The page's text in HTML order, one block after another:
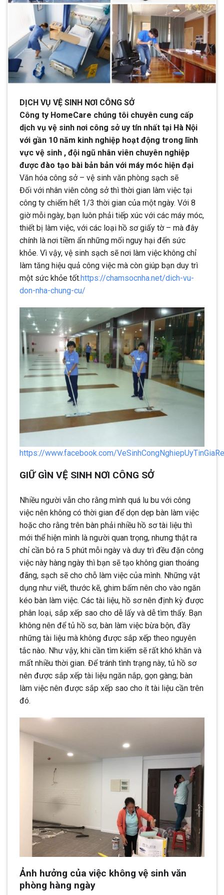
DỊCH VỤ VỆ SINH NƠI CÔNG SỞ
Công ty HomeCare chúng tôi chuyên cung cấp
dịch vụ vệ sinh nơi công sở uy tín nhất tại Hà Nội
với gần 10 năm kinh nghiệp hoạt động trong lĩnh
vực vệ sinh , đội ngũ nhân viên chuyên nghiệp
được đào tạo bài bản bản với máy móc hiện đại
Văn hóa công sở – vệ sinh văn phòng sạch sẽ
Đối với nhân viên công sở thì thời gian làm việc tại
công ty chiếm hết 1/3 thời gian của một ngày. Với 8
giờ mỗi ngày, bạn luôn phải tiếp xúc với các máy móc,
thiết bị làm việc, với các loại hồ sơ giấy tờ – mà đây
chính là nơi tiềm ẩn những mối nguy hại đến sức
khỏe. Vì vậy, vệ sinh sạch sẽ nơi làm việc không chỉ
làm tăng hiệu quả công việc mà còn giúp bạn duy trì
một sức khỏe tốt.https://chamsocnha.net/dich-vu-
don-nha-chung-cu/
https://www.facebook.com/
GIỮ GÌN VỆ SINH NƠI CÔNG SỞ
Nhiều người vẫn cho rằng mình quá lu bu với công
việc nên không có thời gian để dọn dẹp bàn làm việc
hoặc cho rằng trên bàn phải nhiều hồ sơ tài liệu thì
mới thể hiện mình là người quan trọng, nhưng thật ra
chỉ cần bỏ ra 5 phút mỗi ngày và duy trì đều đặn công
việc này hàng ngày thì bạn sẽ tạo không gian thoáng
đãng, sạch sẽ cho chỗ làm việc của mình. Những vật
dụng như viết, thước kẽ, ghim bấm nên cho vào ngăn
kéo bàn làm việc. Các tài liệu, hồ sơ nên định kỳ được
phân loại, sắp xếp sao cho dễ lấy và dễ tìm thấy. Bạn
không nên để tủ hồ sơ, bàn làm việc bừa bộn, đầy
những tài liệu mà không được sắp xếp theo nguyên
tắc nào. Như vậy, khi cần tìm kiếm sẽ rất khó khăn và
mất nhiều thời gian. Để tránh tình trạng này, tủ hồ sơ
nên được sắp xếp tài liệu ngăn nắp, gọn gàng; bàn
làm việc nên được sắp xếp sao cho ít tài liệu cần trên
đó.
Ảnh hưởng của việc không vệ sinh văn
phòng hàng ngày